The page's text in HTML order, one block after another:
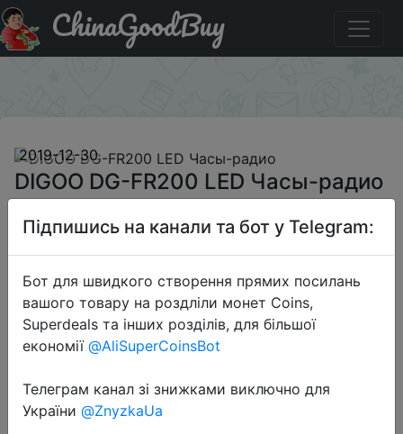
Придбати по знижці BG5FRW DIGOO DG-FR200 LED
Часы-радиоChinaGoodBuy
2019-12-30
DIGOO DG-FR200 LED Часы-радио
$5.99
Промокод:"BG5FRW"
Перейти до магазину
Підпишись на канали та бот у Telegram:
Бот для швидкого створення прямих посилань
вашого товару на роздліли монет Coins,
Superdeals та інших розділів, для більшої
економії @AliSuperCoinsBot
Телеграм канал зі знижками виключно для
України @ZnyzkaUa